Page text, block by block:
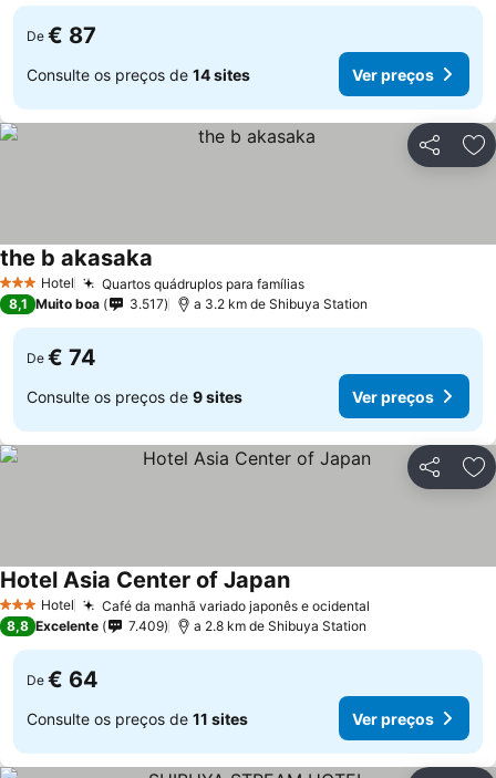
De € 87
Consulte os preços de 14 sites Ver preços
Partilhar
3 EstrelasHotel Quartos quádruplos para famíliasVer preços
the b akasaka
8,1 Muito boa 3.517 a 3.2 km de Shibuya Station
De € 74
Consulte os preços de 9 sites Ver preços
Partilhar
3 EstrelasHotel Café da manhã variado japonês e ocidental
Hotel Asia Center of JapanVer preços
8,8 Excelente 7.409 a 2.8 km de Shibuya Station
De € 64
Consulte os preços de 11 sites Ver preços